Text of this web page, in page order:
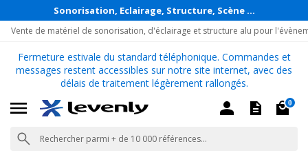
Sonorisation, Eclairage, Structure, Scène ...
Vente de matériel de sonorisation, d'éclairage et structure alu pour
Fermeture estivale du standard téléphonique. Commandes et
messages restent accessibles sur notre site internet, avec des
délais de traitement légèrement rallongés.
0